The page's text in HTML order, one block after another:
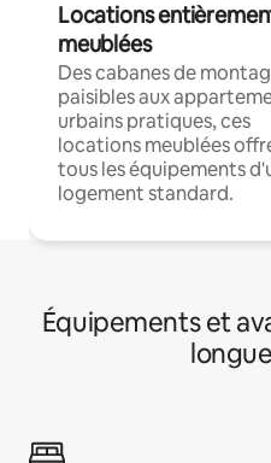
Locations
meublées
Des cabanes de
paisibles aux
urbains pratiques, ces
locations meublées
tous les équipements
logement standard.
Équipements et